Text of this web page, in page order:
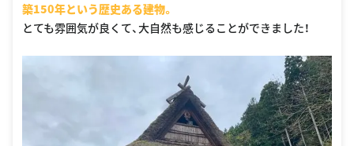
築150年という歴史ある建物。
とても雰囲気が良くて、大自然も感じることができました！